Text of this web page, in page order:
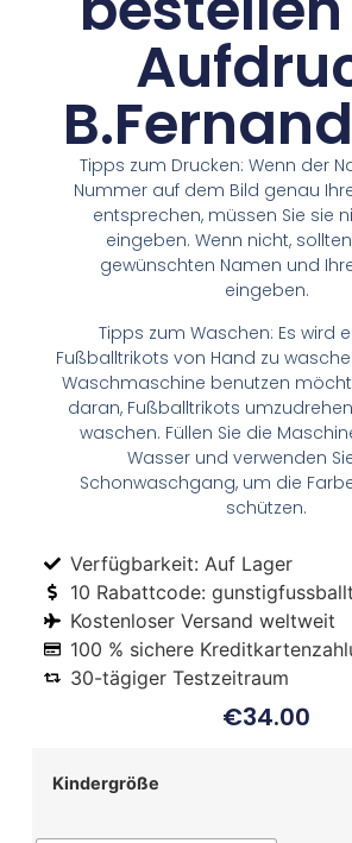
Tipps zum Drucken: Wenn der
Nummer auf dem Bild genau
entsprechen, müssen Sie sie
eingeben. Wenn nicht,
gewünschten Namen und
eingeben.
Tipps zum Waschen: Es wird
Fußballtrikots von Hand zu
Waschmaschine benutzen
daran, Fußballtrikots
waschen. Füllen Sie die
Wasser und verwenden
Schonwaschgang, um die
schützen.
Verfügbarkeit: Auf Lager
10 Rabattcode:
Kostenloser Versand weltweit
100 % sichere
30-tägiger Testzeitraum
€34.00
Kindergröße